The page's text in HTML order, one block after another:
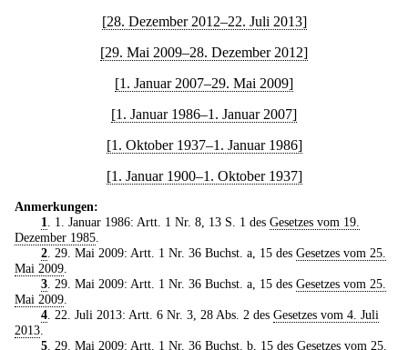
[28. Dezember 2012–22. Juli 2013]
[29. Mai 2009–28. Dezember 2012]
[1. Januar 2007–29. Mai 2009]
[1. Januar 1986–1. Januar 2007]
[1. Oktober 1937–1. Januar 1986]
[1. Januar 1900–1. Oktober 1937]
Anmerkungen:
1
. 1. Januar 1986: Artt. 1 Nr. 8, 13 S. 1 des Gesetzes vom 19.
Dezember 1985
2. 29. Mai 2009: Artt. 1 Nr. 36 Buchst. a, 15 des Gesetzes vom 25.
Mai 2009
3. 29. Mai 2009: Artt. 1 Nr. 36 Buchst. a, 15 des Gesetzes vom 25.
Mai 2009
4. 22. Juli 2013: Artt. 6 Nr. 3, 28 Abs. 2 des Gesetzes vom 4. Juli
2013
5. 29. Mai 2009: Artt. 1 Nr. 36 Buchst. b, 15 des Gesetzes vom 25.